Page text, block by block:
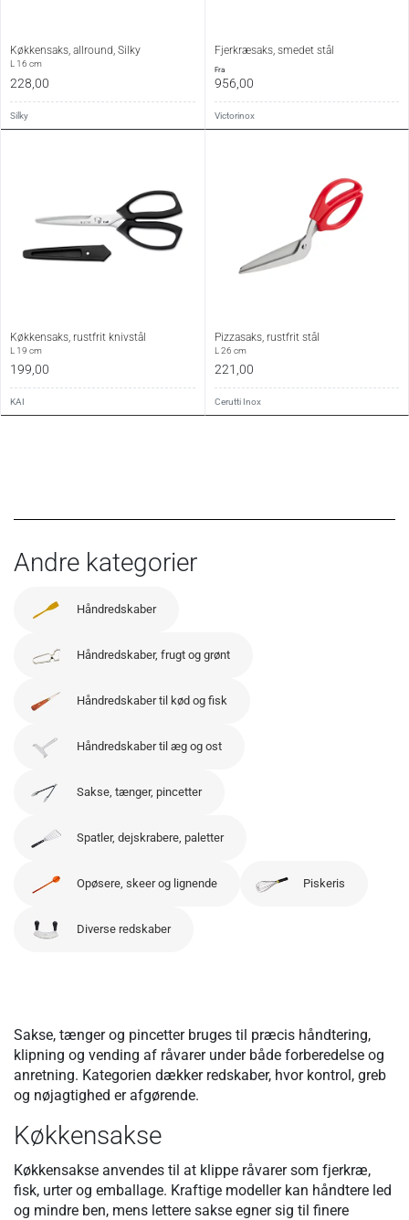
Køkkensaks, allround, Silky
L 16 cm
228,00
Silky
Fjerkræsaks, smedet stål
fra
956,00
Victorinox
Køkkensaks, rustfrit knivstål
L 19 cm
199,00
KAI
Pizzasaks, rustfrit stål
L 26 cm
221,00
Cerutti Inox
Andre kategorier
Håndredskaber
Håndredskaber, frugt og grønt
Håndredskaber til kød og fisk
Håndredskaber til æg og ost
Sakse, tænger, pincetter
Spatler, dejskrabere, paletter
Opøsere, skeer og lignende Piskeris
Diverse redskaber
Sakse, tænger og pincetter bruges til præcis håndtering,
klipning og vending af råvarer under både forberedelse og
anretning. Kategorien dækker redskaber, hvor kontrol, greb
og nøjagtighed er afgørende.
Køkkensakse
Køkkensakse anvendes til at klippe råvarer som fjerkræ,
fisk, urter og emballage. Kraftige modeller kan håndtere led
og mindre ben, mens lettere sakse egner sig til finere